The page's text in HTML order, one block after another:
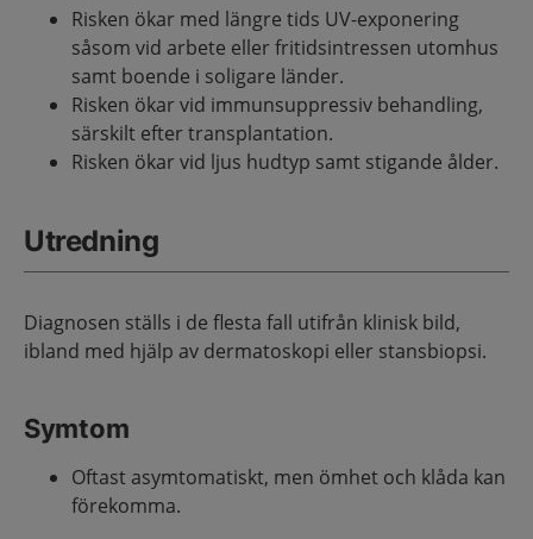
Risken ökar med längre tids UV-exponering
såsom vid arbete eller fritidsintressen utomhus
samt boende i soligare länder.
Risken ökar vid immunsuppressiv behandling,
särskilt efter transplantation.
Risken ökar vid ljus hudtyp samt stigande ålder.
Utredning
Diagnosen ställs i de flesta fall utifrån klinisk bild,
ibland med hjälp av dermatoskopi eller stansbiopsi.
Symtom
Oftast asymtomatiskt, men ömhet och klåda kan
förekomma.